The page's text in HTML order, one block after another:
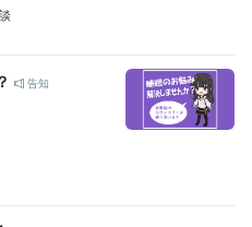
りがとうございます♡
す♡ 9月プラチナランク獲得あり
定人数1000名ありがとうございま
破ありがとうございます 2026年
告知